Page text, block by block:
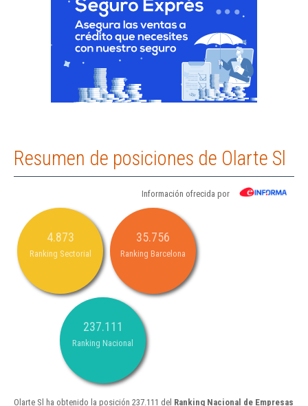
Resumen de posiciones de Olarte Sl
Información ofrecida por
4.873
Ranking Sectorial
35.756
Ranking Barcelona
237.111
Ranking Nacional
Olarte Sl ha obtenido la posición 237.111 del Ranking Nacional de Empresas